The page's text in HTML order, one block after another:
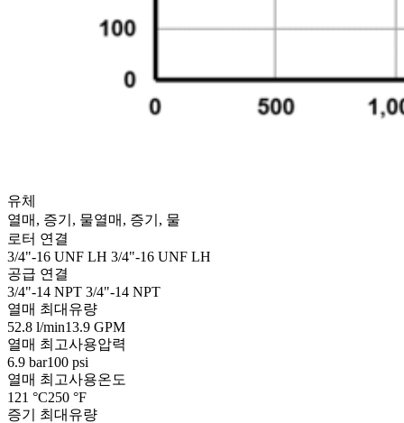
유체
열매, 증기, 물열매, 증기, 물
로터 연결
3/4"-16 UNF LH 3/4"-16 UNF LH
공급 연결
3/4"-14 NPT 3/4"-14 NPT
열매 최대유량
52.8 l/min13.9 GPM
열매 최고사용압력
6.9 bar100 psi
열매 최고사용온도
121 °C250 °F
증기 최대유량